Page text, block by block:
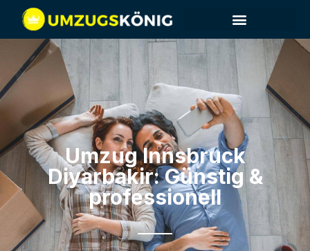
Umzug Innsbruck​
Diyarbakir: Günstig &
professionell​